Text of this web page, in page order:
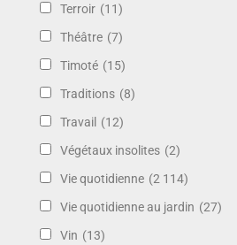
Terroir (11)
Théâtre (7)
Timoté (15)
Traditions (8)
Travail (12)
Végétaux insolites (2)
Vie quotidienne (2 114)
Vie quotidienne au jardin (27)
Vin (13)